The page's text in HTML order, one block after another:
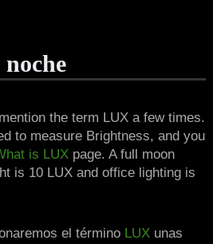
the term LUX a few times.
to measure Brightness, and you
is LUXpage. A full moon
is 10 LUX and office lighting is
el término LUXunas